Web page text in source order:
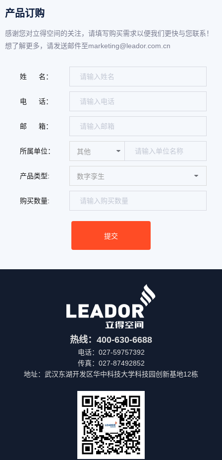
产品订购
感谢您对立得空间的关注，请填写购买需求以便我们更快与您联系！
想了解更多，请发送邮件至marketing@leador.com.cn
姓 名：
电 话：
邮 箱：
所属单位：
产品类型:
购买数量:
热线：400-630-6688
电话：027-59757392
传真：027-87492852
地址：武汉东湖开发区华中科技大学科技园创新基地12栋